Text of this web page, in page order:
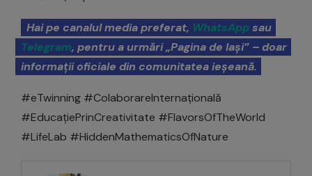
Hai pe canalul media preferat, WhatsAppsau
Telegram, pentru a urmări „Pagina de Iași” – doar
informații oficiale din comunitatea ieșeană.
#eTwinning #ColaborareInternațională
#EducațiePrinCreativitate #FlavorsOfTheWorld
#LifeLab #HiddenMathematicsOfNature